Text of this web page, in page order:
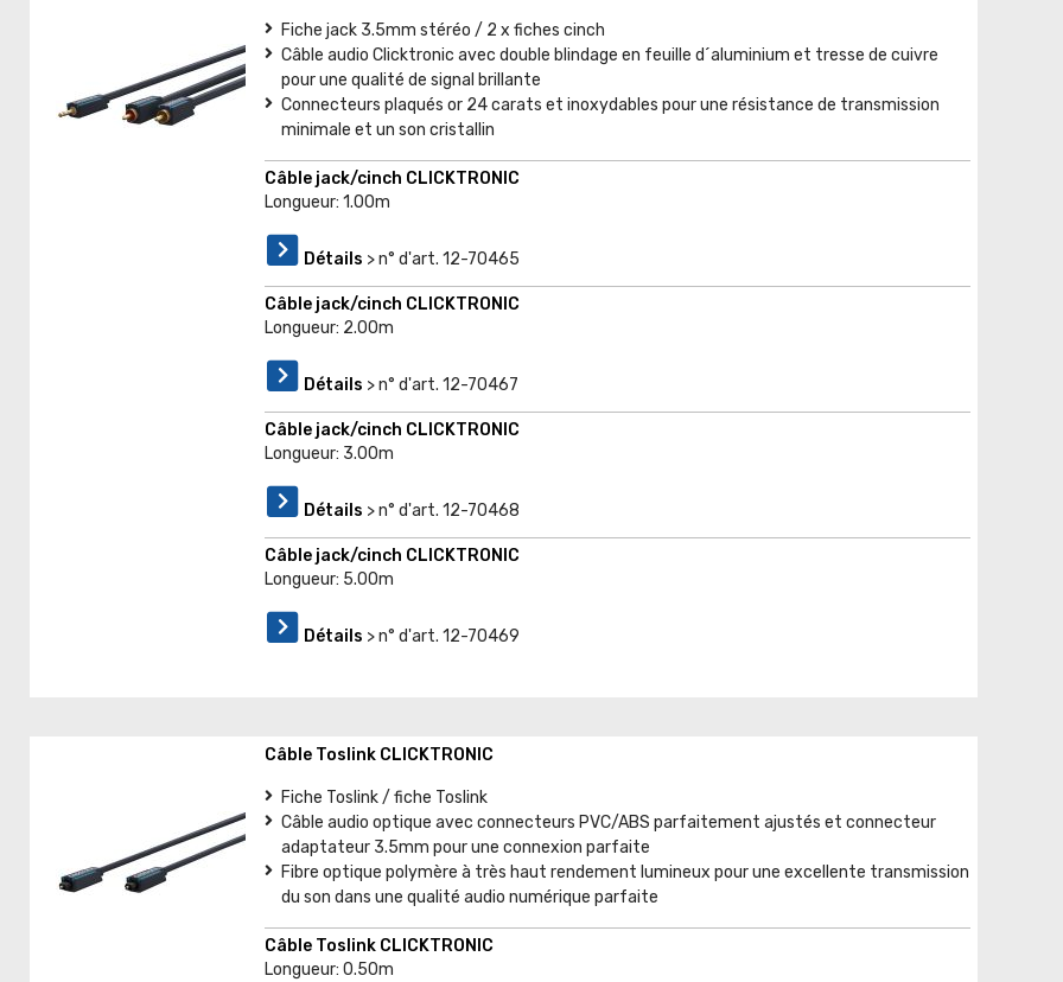
Fiche jack 3.5mm stéréo / 2 x fiches cinch
Câble audio Clicktronic avec double blindage en feuille d´aluminium et tresse de cuivre
pour une qualité de signal brillante
Connecteurs plaqués or 24 carats et inoxydables pour une résistance de transmission
minimale et un son cristallin
Câble jack/cinch CLICKTRONIC
Longueur: 1.00m
Détails > n° d'art. 12-70465
Câble jack/cinch CLICKTRONIC
Longueur: 2.00m
Détails > n° d'art. 12-70467
Câble jack/cinch CLICKTRONIC
Longueur: 3.00m
Détails > n° d'art. 12-70468
Câble jack/cinch CLICKTRONIC
Longueur: 5.00m
Détails > n° d'art. 12-70469
Câble Toslink CLICKTRONIC
Fiche Toslink / fiche Toslink
Câble audio optique avec connecteurs PVC/ABS parfaitement ajustés et connecteur
adaptateur 3.5mm pour une connexion parfaite
Fibre optique polymère à très haut rendement lumineux pour une excellente transmission
du son dans une qualité audio numérique parfaite
Câble Toslink CLICKTRONIC
Longueur: 0.50m